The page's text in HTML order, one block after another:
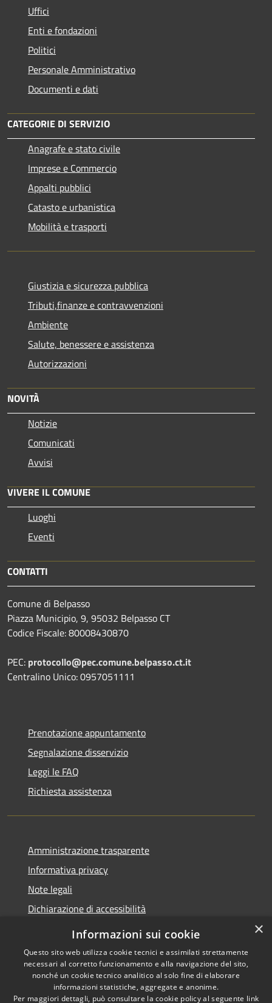
Uffici
Enti e fondazioni
Politici
Personale Amministrativo
Documenti e dati
CATEGORIE DI SERVIZIO
Anagrafe e stato civile
Imprese e Commercio
Appalti pubblici
Catasto e urbanistica
Mobilità e trasporti
Giustizia e sicurezza pubblica
Tributi,finanze e contravvenzioni
Ambiente
Salute, benessere e assistenza
Autorizzazioni
NOVITÀ
Notizie
Comunicati
Avvisi
VIVERE IL COMUNE
Luoghi
Eventi
CONTATTI
Comune di Belpasso
Piazza Municipio, 9, 95032 Belpasso CT
Codice Fiscale: 80008430870
PEC: protocollo@pec.comune.belpasso.ct.it
Centralino Unico: 0957051111
Prenotazione appuntamento
Segnalazione disservizio
Leggi le FAQ
Richiesta assistenza
Amministrazione trasparente
Informativa privacy
Note legali
Dichiarazione di accessibilità
RSS
Accessibilità
Privacy
Copyright © 2026 • Comune di
Belpasso • Powered by
Municipium•Accesso
×
Informazioni sui cookie
Questo sito web utilizza cookie tecnici e assimilati strettamente
necessari al corretto funzionamento e alla navigazione del sito,
nonché un cookie tecnico analitico al solo fine di elaborare
informazioni statistiche, aggregate e anonime.
Per maggiori dettagli, può consultare la cookie policy al seguente link